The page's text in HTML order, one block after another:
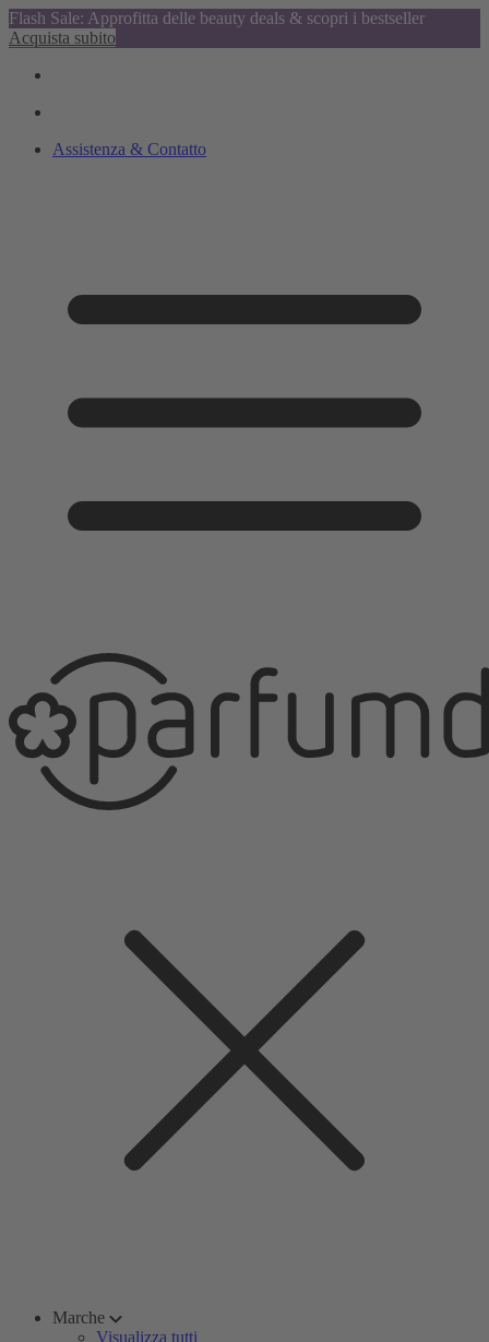
Flash Sale: Approfitta delle beauty deals & scopri i bestseller
Acquista subito
Assistenza & Contatto
Marche
Visualizza tutti